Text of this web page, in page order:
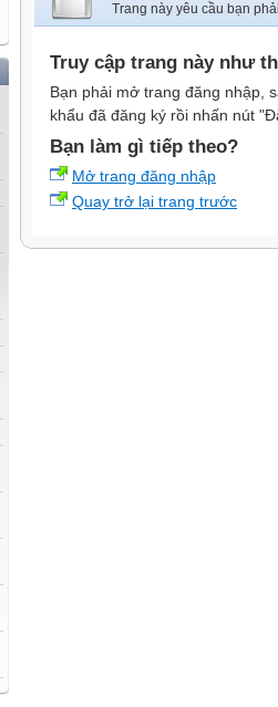
Trang này yêu cầu bạn
Truy cập trang này như
Bạn phải mở trang đăng nhập,
khẩu đã đăng ký rồi nhấn nút
Bạn làm gì tiếp theo?
Mở trang đăng nhập
Quay trở lại trang trước